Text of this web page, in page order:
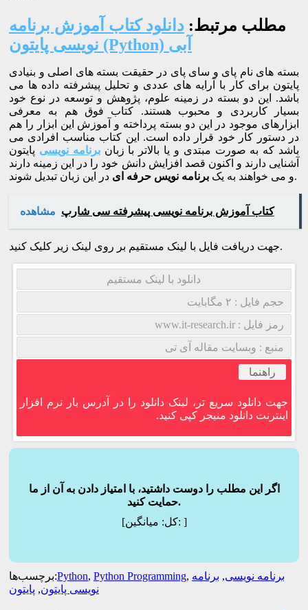
مطلب مرتبط: دانلود کتاب آموزش برنامه
نویسی پایتون (Python) آبی
بسته های نام پای و سای پای در حقیقت بسته های اصلی و بنیادی
پایتون برای کار با آرایه های عددی و تحلیل پیشرفته داده ها می
باشد. این دو بسته در زمینه علوم، پژوهش و توسعه در نوع خود
بسیار کاربردی و محبوب هستند. کتاب فوق هم به معرفی
ابزارهای موجود در این دو بسته پرداخته و آموزش این ابزار را هم
در دستور کار خود قرار داده است. این کتاب مناسب افرادی می
باشد که به صورت مبتدی و یا بالاتر با زبانبرنامه نویسی پایتون
آشنایی دارند و اکنون قصد افزایش دانش خود را در این زمینه دارند
و می خواهند به یک برنامه نویس حرفه ای در این زبان تبدیل شوند.
مشاهده کتاب آموزش برنامه نویسی پیشرفته سی شارپ
جهت دریافت فایل با لینک مستقیم بر روی لینک زیر کلیک کنید.
دانلود با لینک مستقیم
حجم فایل : ۲ مگابایت
رمز فایل : www.it-research.ir
منبع : وبسایت مقاله آی تی
راهنما
جهت دانلود سریع تر، لینک دانلود را در آدرس بار نرم افزار
اینترنت دانلود منیجر کپی کنید.
اگر این مطلب را دوست داشتید، با امتیاز دادن به آن از ما
حمایت کنید.
[کل:میانگین: ]
برچسب‌ها:Python, Python Programming, برنامه نویسی, برنامه
نویسی پایتون, پایتون